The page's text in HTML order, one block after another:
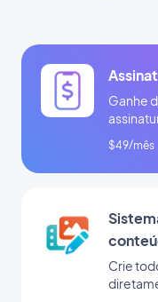
Ganhe
$49/mês
Crie